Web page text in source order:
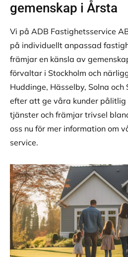
gemenskap i Årsta
Vi på ADB Fastighetsservice
på individuellt anpassad
främjar en känsla av
förvaltar i Stockholm och
Huddinge, Hässelby, Solna
efter att ge våra kunder
tjänster och främjar trivsel
oss nu för mer information om
service.